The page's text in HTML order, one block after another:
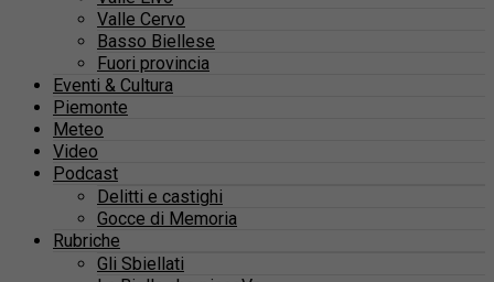
Valle Cervo
Basso Biellese
Fuori provincia
Eventi & Cultura
Piemonte
Meteo
Video
Podcast
Delitti e castighi
Gocce di Memoria
Rubriche
Gli Sbiellati